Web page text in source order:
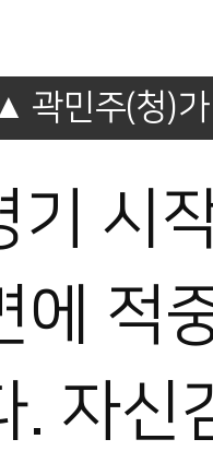
곽민주(청)
기 시
에 적
. 자신
#그랑프리 #태국
#김우진